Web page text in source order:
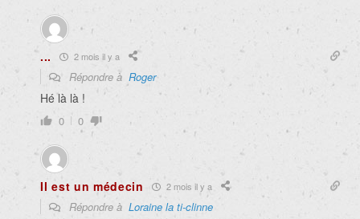
... 2 mois il y a
Répondre à Roger
Hé là là !
0 0
Il est un médecin 2 mois il y a
Répondre à Loraine la ti-clinne